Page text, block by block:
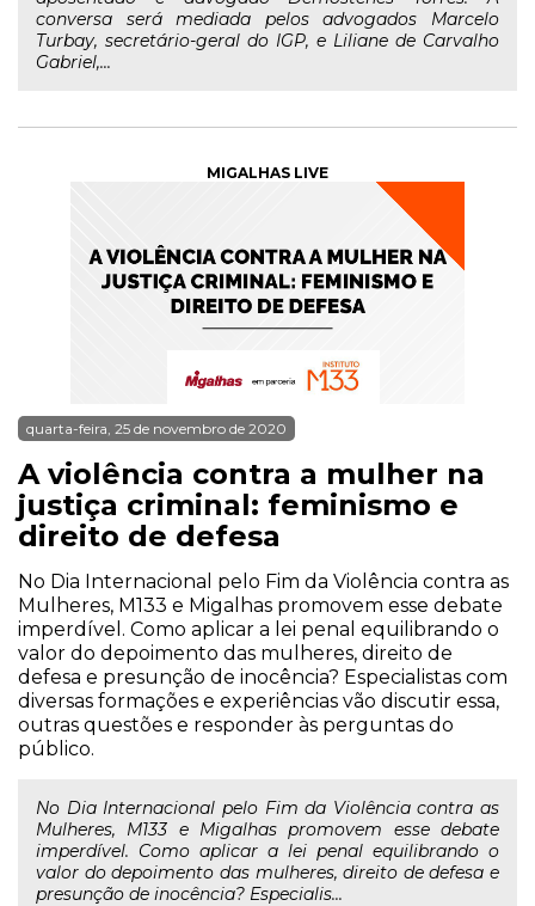
conversa será mediada pelos advogados Marcelo
Turbay, secretário-geral do IGP, e Liliane de Carvalho
Gabriel,...
MIGALHAS LIVE
quarta-feira, 25 de novembro de 2020
A violência contra a mulher na
justiça criminal: feminismo e
direito de defesa
No Dia Internacional pelo Fim da Violência contra as
Mulheres, M133 e Migalhas promovem esse debate
imperdível. Como aplicar a lei penal equilibrando o
valor do depoimento das mulheres, direito de
defesa e presunção de inocência? Especialistas com
diversas formações e experiências vão discutir essa,
outras questões e responder às perguntas do
público.
No Dia Internacional pelo Fim da Violência contra as
Mulheres, M133 e Migalhas promovem esse debate
imperdível. Como aplicar a lei penal equilibrando o
valor do depoimento das mulheres, direito de defesa e
presunção de inocência? Especialis...